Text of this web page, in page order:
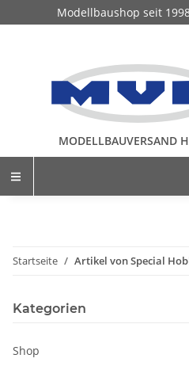
Modellbaushop seit
MODELLBAUVERSAND
Startseite Artikel von Special
Kategorien
Shop